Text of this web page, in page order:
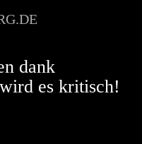
dank
es kritisch!